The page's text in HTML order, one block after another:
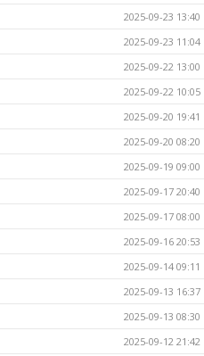
2025-09-23 13:40
2025-09-23 11:04
2025-09-22 13:00
2025-09-22 10:05
2025-09-20 19:41
2025-09-20 08:20
2025-09-19 09:00
2025-09-17 20:40
2025-09-17 08:00
2025-09-16 20:53
2025-09-14 09:11
2025-09-13 16:37
2025-09-13 08:30
2025-09-12 21:42